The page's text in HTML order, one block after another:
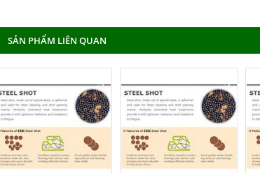
SẢN PHẨM LIÊN QUAN